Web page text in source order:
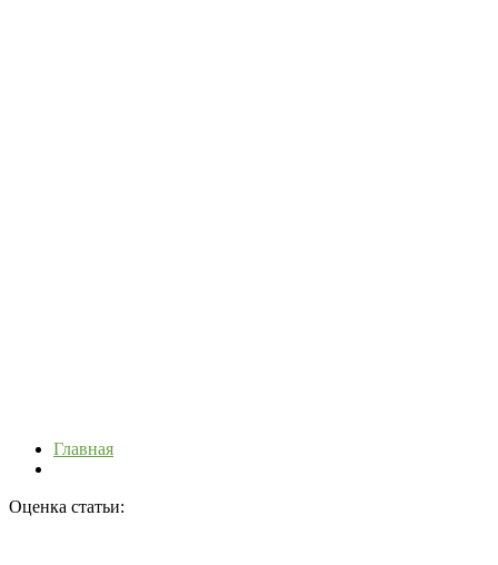
Главная
Оценка статьи: